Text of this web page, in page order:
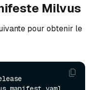
Milvus
pour obtenir le